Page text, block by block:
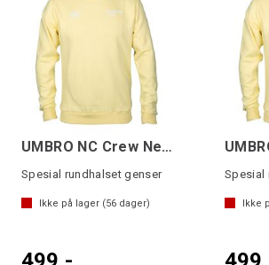
UMBRO NC Crew Neck Sweater Gul L
Spesial rundhalset genser
Ikke på lager (56 dager) Ikke